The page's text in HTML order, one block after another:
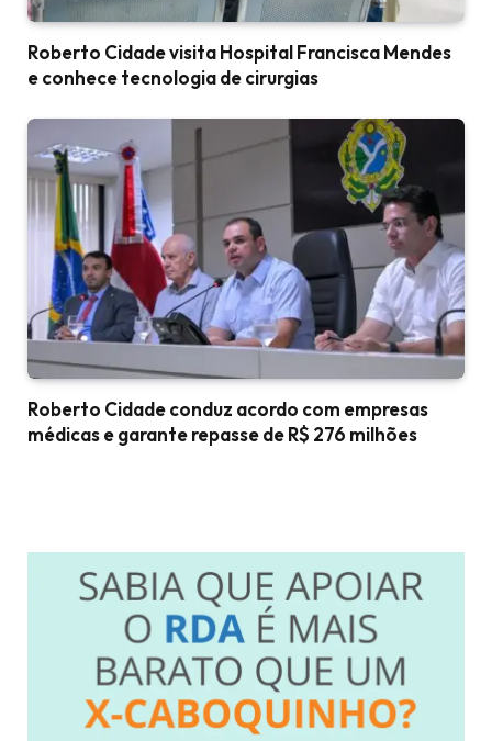
Roberto Cidade visita Hospital Francisca Mendes
e conhece tecnologia de cirurgias
Roberto Cidade conduz acordo com empresas
médicas e garante repasse de R$ 276 milhões